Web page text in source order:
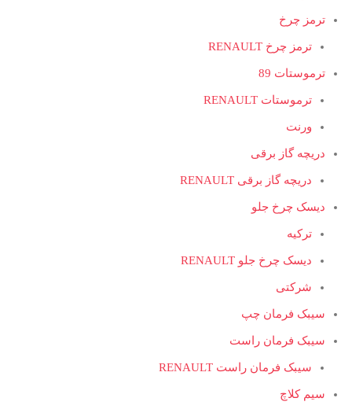
ترمز چرخ
ترمز چرخ RENAULT
ترموستات 89
ترموستات RENAULT
ورنت
دریچه گاز برقی
دریچه گاز برقی RENAULT
دیسک چرخ جلو
ترکیه
دیسک چرخ جلو RENAULT
شرکتی
سیبک فرمان چپ
سیبک فرمان راست
سیبک فرمان راست RENAULT
سیم کلاچ